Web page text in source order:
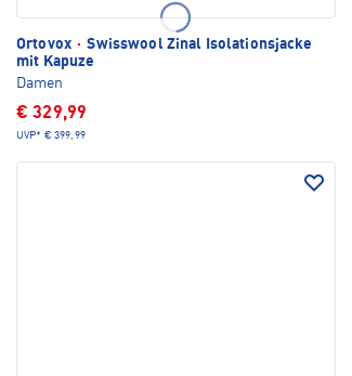
Ortovox · Swisswool Zinal Isolationsjacke
mit Kapuze
Damen
€ 329,99
UVP* € 399,99